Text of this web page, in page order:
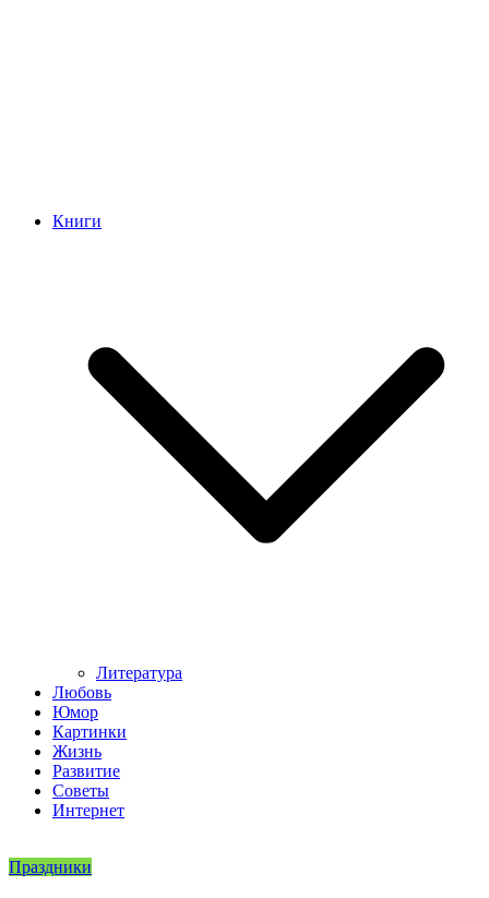
Книги
Литература
Любовь
Юмор
Картинки
Жизнь
Развитие
Советы
Интернет
Праздники